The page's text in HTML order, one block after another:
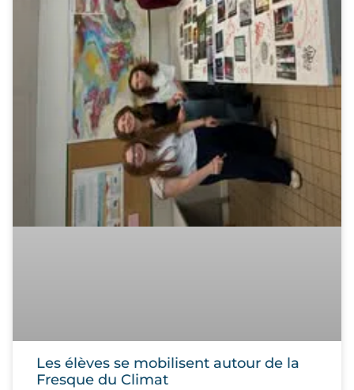
Les élèves se mobilisent autour de la
Fresque du Climat